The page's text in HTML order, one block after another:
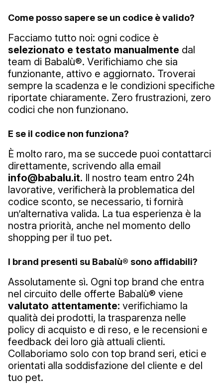
Come posso sapere se un codice è valido?
Facciamo tutto noi: ogni codice è
selezionato e testato manualmente dal
team di Babalù®. Verifichiamo che sia
funzionante, attivo e aggiornato. Troverai
sempre la scadenza e le condizioni specifiche
riportate chiaramente. Zero frustrazioni, zero
codici che non funzionano.
E se il codice non funziona?
È molto raro, ma se succede puoi contattarci
direttamente, scrivendo alla email
info@babalu.it. Il nostro team entro 24h
lavorative, verificherà la problematica del
codice sconto, se necessario, ti fornirà
un’alternativa valida. La tua esperienza è la
nostra priorità, anche nel momento dello
shopping per il tuo pet.
I brand presenti su Babalù® sono affidabili?
Assolutamente sì. Ogni top brand che entra
nel circuito delle offerte Babalù® viene
valutato attentamente: verifichiamo la
qualità dei prodotti, la trasparenza nelle
policy di acquisto e di reso, e le recensioni e
feedback dei loro già attuali clienti.
Collaboriamo solo con top brand seri, etici e
orientati alla soddisfazione del cliente e del
tuo pet.